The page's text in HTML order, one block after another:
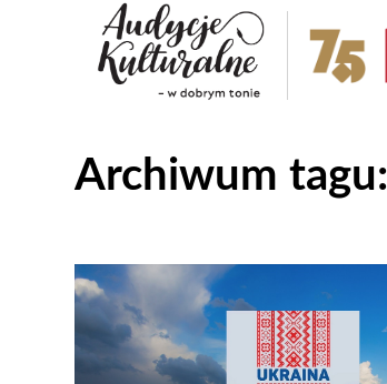
Archiwum tagu:
Odtwarzacz
plików
dźwiękowych